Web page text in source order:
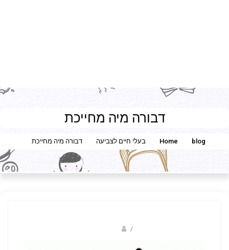
דבורה מיה מחייכת
Home blog בעלי חיים לצביעה דבורה מיה מחייכת
/